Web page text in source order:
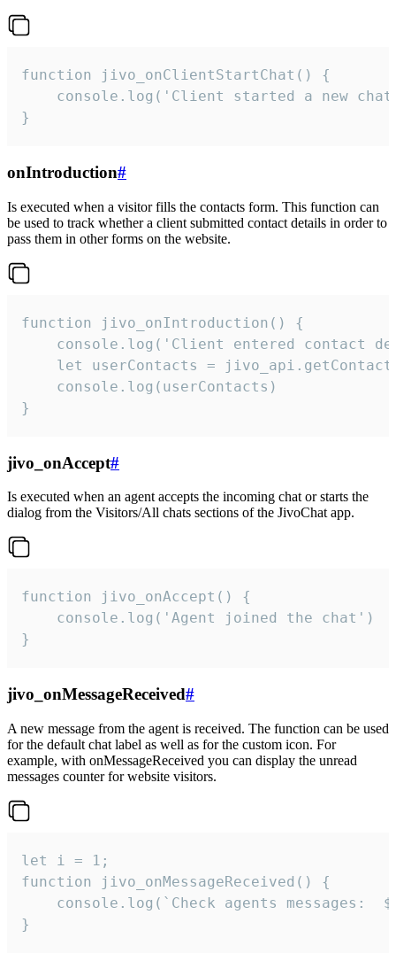
function jivo_onClientStartChat() {
console.log('Client started a new
}
onIntroduction#
Is executed when a visitor fills the contacts form. This function can
be used to track whether a client submitted contact details in order to
pass them in other forms on the website.
function jivo_onIntroduction() {
console.log('Client entered contact
let userContacts =
    console.log(userContacts)
}
jivo_onAccept#
Is executed when an agent accepts the incoming chat or starts the
dialog from the Visitors/All chats sections of the JivoChat app.
function jivo_onAccept() {
}
jivo_onMessageReceived#
A new message from the agent is received. The function can be used
for the default chat label as well as for the custom icon. For
example, with onMessageReceived you can display the unread
messages counter for website visitors.
let i = 1;
function jivo_onMessageReceived() {
}